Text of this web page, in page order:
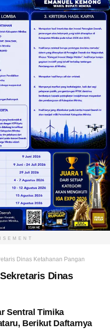
Dinas Ketahanan Pangan
Dinas
Sentral Timika
Berikut Daftarnya